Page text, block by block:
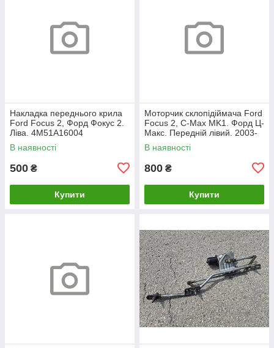
Накладка переднього крила
Ford Focus 2, Форд Фокус 2.
Ліва. 4M51A16004
В наявності
500 ₴
Купити
Моторчик склопідіймача Ford
Focus 2, C-Max MK1. Форд Ц-
Макс. Передній лівий. 2003-
2007. 981405110.
В наявності
800 ₴
Купити